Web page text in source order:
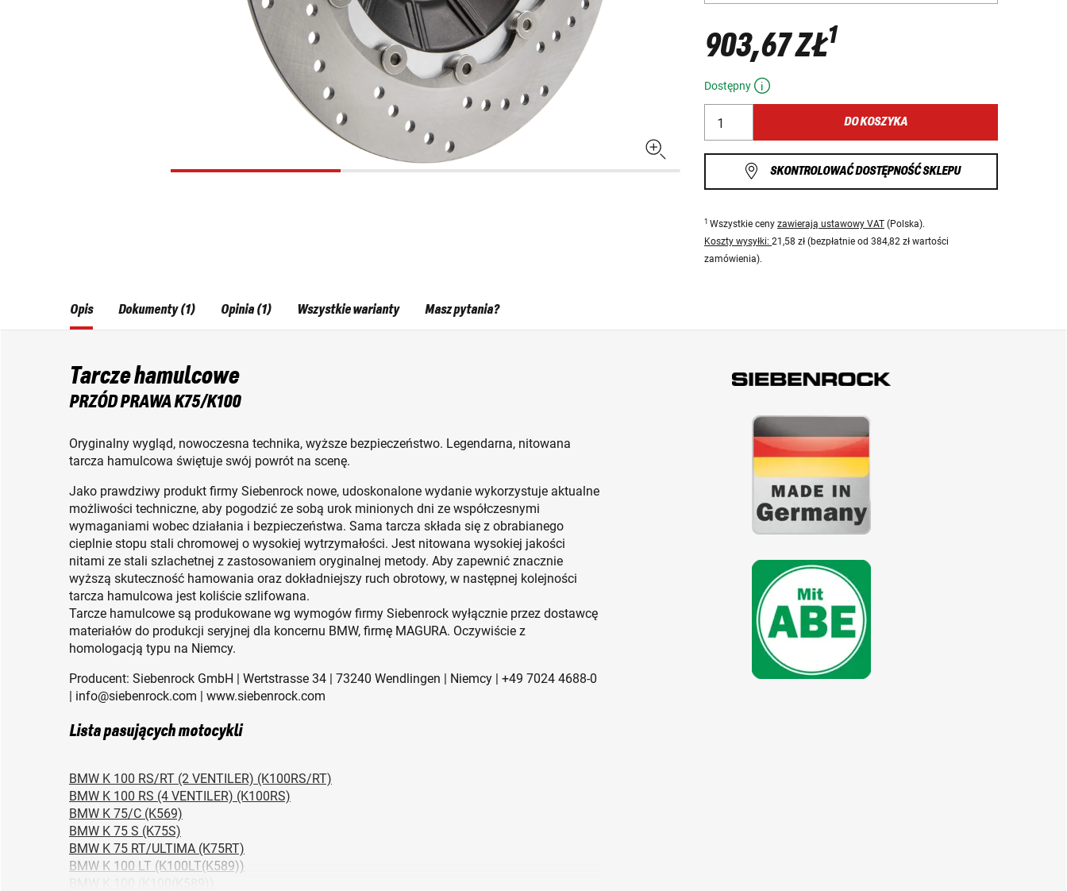
903,67 ZŁ1
Dostępny
DO KOSZYKA
SKONTROLOWAĆ DOSTĘPNOŚĆ SKLEPU
1 Wszystkie ceny zawierają ustawowy VAT (Polska).
Koszty wysyłki: 21,58 zł (bezpłatnie od 384,82 zł wartości
zamówienia).
Opis
Tarcze hamulcowe
PRZÓD PRAWA K75/K100
Oryginalny wygląd, nowoczesna technika, wyższe bezpieczeństwo. Legendarna, nitowana
tarcza hamulcowa świętuje swój powrót na scenę.
Jako prawdziwy produkt firmy Siebenrock nowe, udoskonalone wydanie wykorzystuje aktualne
możliwości techniczne, aby pogodzić ze sobą urok minionych dni ze współczesnymi
wymaganiami wobec działania i bezpieczeństwa. Sama tarcza składa się z obrabianego
cieplnie stopu stali chromowej o wysokiej wytrzymałości. Jest nitowana wysokiej jakości
nitami ze stali szlachetnej z zastosowaniem oryginalnej metody. Aby zapewnić znacznie
wyższą skuteczność hamowania oraz dokładniejszy ruch obrotowy, w następnej kolejności
tarcza hamulcowa jest koliście szlifowana.
Tarcze hamulcowe są produkowane wg wymogów firmy Siebenrock wyłącznie przez dostawcę
materiałów do produkcji seryjnej dla koncernu BMW, firmę MAGURA. Oczywiście z
homologacją typu na Niemcy.
Producent: Siebenrock GmbH | Wertstrasse 34 | 73240 Wendlingen | Niemcy | +49 7024 4688-0
| info@siebenrock.com | www.siebenrock.com
Lista pasujących motocykli
BMW K 100 RS/RT (2 VENTILER) (K100RS/RT)
BMW K 100 RS (4 VENTILER) (K100RS)
BMW K 75/C (K569)
BMW K 75 S (K75S)
BMW K 75 RT/ULTIMA (K75RT)
BMW K 100 LT (K100LT(K589))
Dokumenty (1) Opinia (1) Wszystkie warianty Masz pytania?